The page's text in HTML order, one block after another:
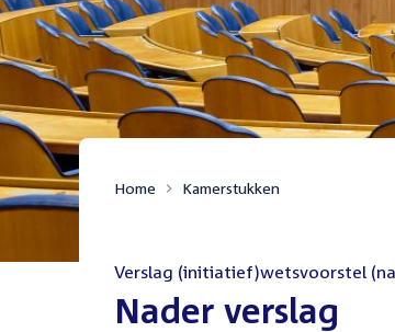
Home Kamerstukken
Verslag (initiatief)wetsvoorstel
:Nader verslag